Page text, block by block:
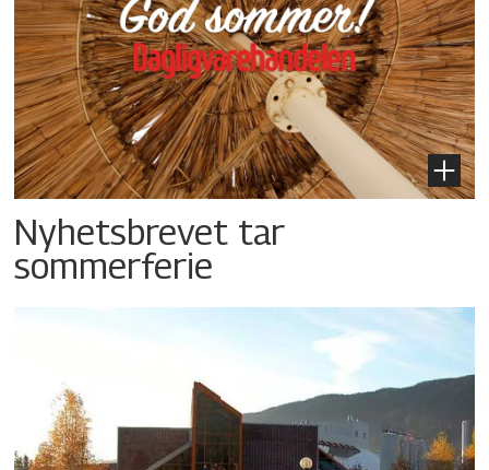
Nyhetsbrevet tar
sommerferie